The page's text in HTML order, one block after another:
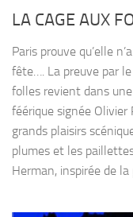
LA CAGE AUX
Paris prouve qu’elle
fête…. La preuve par
folles revient dans
féérique signée Olivier
grands plaisirs
plumes et les
Herman, inspirée de la